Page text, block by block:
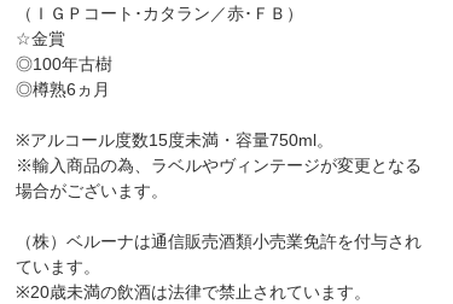
（ＩＧＰコート･カタラン／赤･ＦＢ）
☆金賞
◎100年古樹
◎樽熟6ヵ月
※アルコール度数15度未満・容量750ml。
※輸入商品の為、ラベルやヴィンテージが変更となる
場合がございます。
（株）ベルーナは通信販売酒類小売業免許を付与され
ています。
※20歳未満の飲酒は法律で禁止されています。